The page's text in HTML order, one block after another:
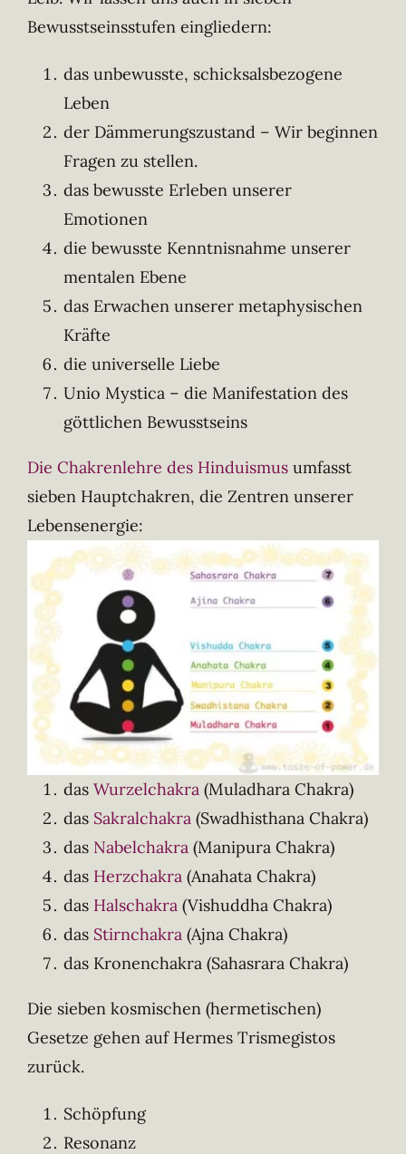
Bewusstseinsstufen eingliedern:
das unbewusste, schicksalsbezogene
Leben
der Dämmerungszustand – Wir beginnen
Fragen zu stellen.
das bewusste Erleben unserer
Emotionen
die bewusste Kenntnisnahme unserer
mentalen Ebene
das Erwachen unserer metaphysischen
Kräfte
die universelle Liebe
Unio Mystica – die Manifestation des
göttlichen Bewusstseins
Die Chakrenlehre des Hinduismusumfasst
sieben Hauptchakren, die Zentren unserer
Lebensenergie:
das Wurzelchakra (Muladhara Chakra)
das Sakralchakra (Swadhisthana Chakra)
das Nabelchakra (Manipura Chakra)
das Herzchakra (Anahata Chakra)
das Halschakra (Vishuddha Chakra)
das Stirnchakra (Ajna Chakra)
das Kronenchakra (Sahasrara Chakra)
Die sieben kosmischen (hermetischen)
Gesetze gehen auf Hermes Trismegistos
zurück.
Schöpfung
Resonanz